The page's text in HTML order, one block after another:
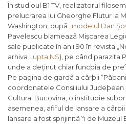
În studioul B1 TV, realizatorul
prelucrarea lui Gheorghe Flutur la
Washington, dupã
„modelul Dan
Pavelescu blameazã Mișcarea
sale publicate în anii 90 în revista
arhiva Lupta NS), pe când parazita
unde a deținut chiar funcþia de
Pe pagina de gardã a cãrþii
coordonatele Consiliului Judeþean
Cultural Bucovina, o instituþie
asemenea, afiºul de lansare a
lansare a fost sprijinitã ºi de